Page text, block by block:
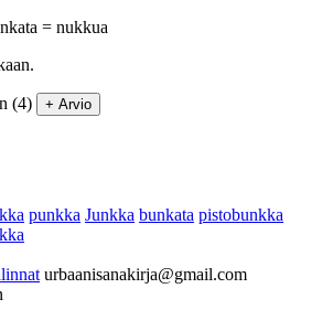
= nukkua
(4) + Arvio
punkka Junkka bunkata pistobunkka
urbaanisanakirja@gmail.com